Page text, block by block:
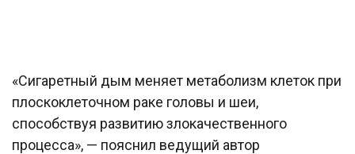
«Сигаретный дым меняет метаболизм клеток при
плоскоклеточном раке головы и шеи,
способствуя развитию злокачественного
процесса», — пояснил ведущий автор